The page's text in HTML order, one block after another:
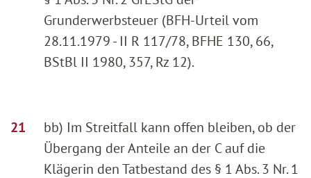
Grunderwerbsteuer (BFH-Urteil vom
28.11.1979 - II R 117/78, BFHE 130, 66,
BStBl II 1980, 357, Rz 12).
bb) Im Streitfall kann offen bleiben, ob der
Übergang der Anteile an der C auf die
Klägerin den Tatbestand des § 1 Abs. 3 Nr. 1